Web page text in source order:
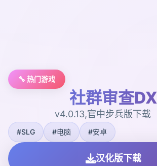
🔧 热门游戏
社群审查DX
v4.0.13,官中步兵版下载
#SLG #电脑 #安卓
汉化版下载